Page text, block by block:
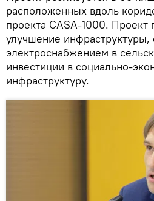
расположенных вдоль
проекта CASA-1000. Проект
улучшение инфраструктуры,
электроснабжением в
инвестиции в социально-
инфраструктуру.